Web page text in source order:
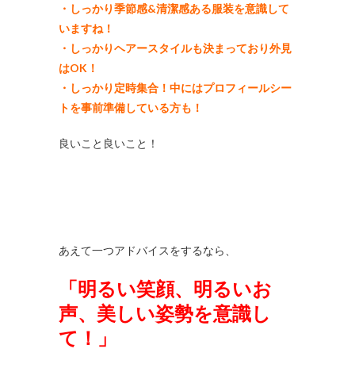
・しっかり季節感&清潔感ある服装を意識して
いますね！
・しっかりヘアースタイルも決まっており外見
はOK！
・しっかり定時集合！中にはプロフィールシー
トを事前準備している方も！
良いこと良いこと！
あえて一つアドバイスをするなら、
「明るい笑顔、明るいお
声、美しい姿勢を意識し
て！」